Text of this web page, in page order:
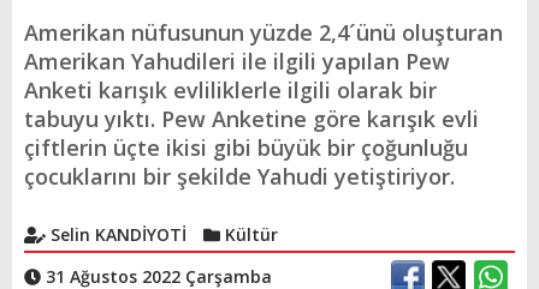
Amerikan nüfusunun yüzde 2,4´ünü oluşturan
Amerikan Yahudileri ile ilgili yapılan Pew
Anketi karışık evliliklerle ilgili olarak bir
tabuyu yıktı. Pew Anketine göre karışık evli
çiftlerin üçte ikisi gibi büyük bir çoğunluğu
çocuklarını bir şekilde Yahudi yetiştiriyor.
Selin KANDİYOTİ
Kültür
31 Ağustos 2022 Çarşamba